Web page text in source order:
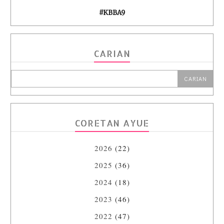
#KBBA9
CARIAN
CORETAN AYUE
2026 (22)
2025 (36)
2024 (18)
2023 (46)
2022 (47)